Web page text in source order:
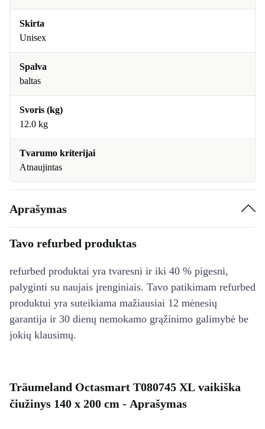
Skirta
Unisex
Spalva
baltas
Svoris (kg)
12.0 kg
Tvarumo kriterijai
Atnaujintas
Aprašymas
Tavo refurbed produktas
refurbed produktai yra tvaresni ir iki 40 % pigesni,
palyginti su naujais įrenginiais. Tavo patikimam refurbed
produktui yra suteikiama mažiausiai 12 mėnesių
garantija ir 30 dienų nemokamo grąžinimo galimybė be
jokių klausimų.
Träumeland Octasmart T080745 XL vaikiška
čiužinys 140 x 200 cm - Aprašymas